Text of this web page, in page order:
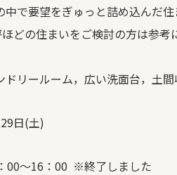
中で要望をぎゅっと詰め込んだ
どの住まいをご検討の方は参
ドリールーム，広い洗面台，土
日(土)
00～16：00 ※終了しました